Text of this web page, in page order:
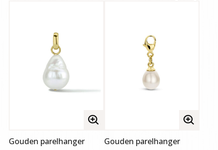
Volledige
bekijken
Gouden parelhanger
Volledige
Gouden parelhanger